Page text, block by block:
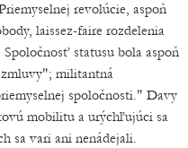
revolúcie, aspoň
laissez-faire rozdelenia
statusu bola aspoň
militantná
spoločnosti." Davy
mobilitu a urýchľujúci sa
sa vari ani nenádejali.